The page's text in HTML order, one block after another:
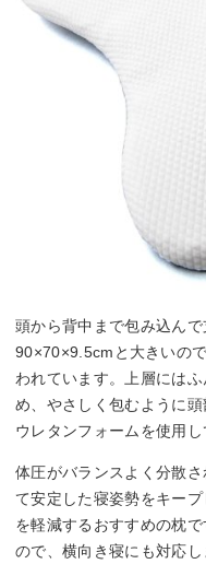
頭から背中まで包み込ん
90×70×9.5cmと大きいの
われています。上層には
め、やさしく包むように
ウレタンフォームを使用
体圧がバランスよく分散
て安定した寝姿勢をキー
を軽減するおすすめの枕
ので、横向き寝にも対応